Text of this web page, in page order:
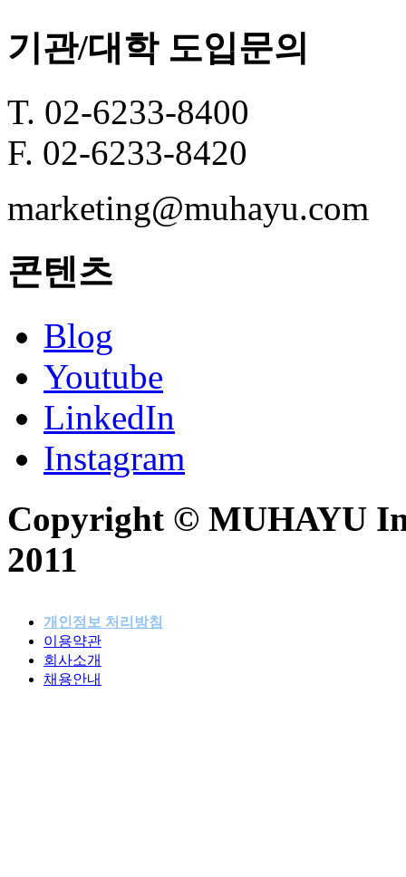
기관/대학 도입문의
T. 02-6233-8400
F. 02-6233-8420
marketing@muhayu.com
콘텐츠
Blog
Youtube
LinkedIn
Instagram
Copyright © MUHAYU
2011
개인정보 처리방침
이용약관
회사소개
채용안내